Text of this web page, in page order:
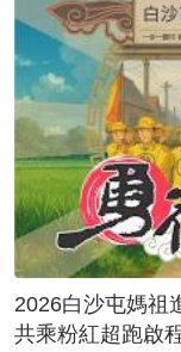
2026白沙屯媽祖
共乘粉紅超跑啟